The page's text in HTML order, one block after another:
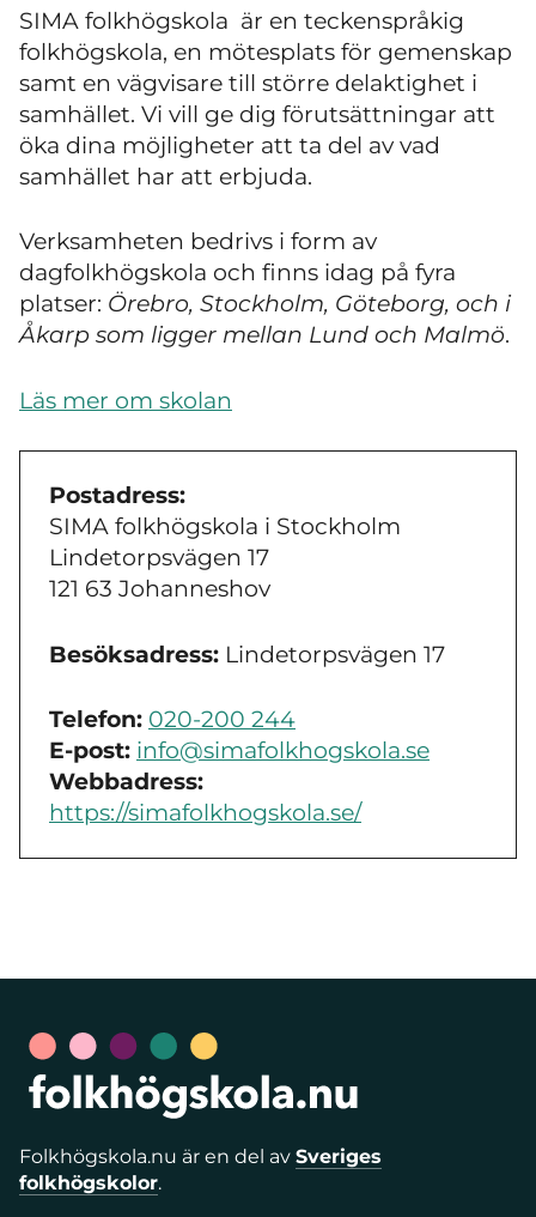
SIMA folkhögskola är en teckenspråkig
folkhögskola, en mötesplats för gemenskap
samt en vägvisare till större delaktighet i
samhället. Vi vill ge dig förutsättningar att
öka dina möjligheter att ta del av vad
samhället har att erbjuda.
Verksamheten bedrivs i form av
dagfolkhögskola och finns idag på fyra
platser: Örebro, Stockholm, Göteborg, och i
Åkarp som ligger mellan Lund och Malmö.
Läs mer om skolan
Postadress:
SIMA folkhögskola i Stockholm
Lindetorpsvägen 17
121 63 Johanneshov
Besöksadress: Lindetorpsvägen 17
Telefon: 020-200 244
E-post: info@simafolkhogskola.se
Webbadress:
https://simafolkhogskola.se/
Folkhögskola.nu är en del av Sveriges
folkhögskolor.